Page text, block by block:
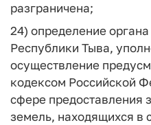
разграничена;
24) определение
Республики Тыва,
осуществление
кодексом Российской
сфере предоставления
земель, находящихся в